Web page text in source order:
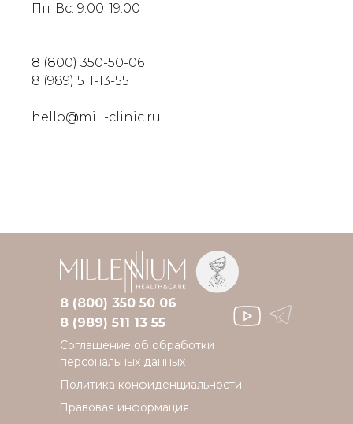
Пн-Вс: 9:00-19:00
8 (800) 350-50-06
8 (989) 511-13-55
hello@mill-clinic.ru
Соглашение об обработки
персональных данных
Политика конфиденциальности
Правовая информация
8 (800) 350 50 06
8 (989) 511 13 55